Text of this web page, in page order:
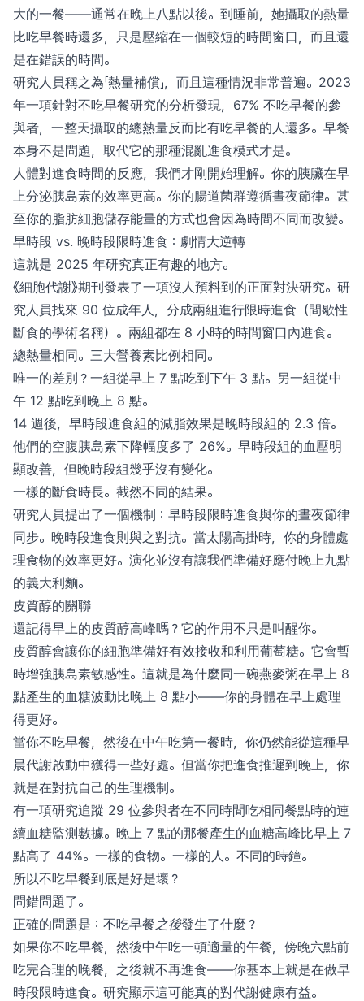
大的一餐——通常在晚上八點以後。到睡前，她攝取的熱量
比吃早餐時還多，只是壓縮在一個較短的時間窗口，而且還
是在錯誤的時間。
研究人員稱之為「熱量補償」，而且這種情況非常普遍。2023
年一項針對不吃早餐研究的分析發現，67% 不吃早餐的參
與者，一整天攝取的總熱量反而比有吃早餐的人還多。早餐
本身不是問題，取代它的那種混亂進食模式才是。
人體對進食時間的反應，我們才剛開始理解。你的胰臟在早
上分泌胰島素的效率更高。你的腸道菌群遵循晝夜節律。甚
至你的脂肪細胞儲存能量的方式也會因為時間不同而改變。
早時段 vs. 晚時段限時進食：劇情大逆轉
這就是 2025 年研究真正有趣的地方。
《細胞代謝》期刊發表了一項沒人預料到的正面對決研究。研
究人員找來 90 位成年人，分成兩組進行限時進食（間歇性
斷食的學術名稱）。兩組都在 8 小時的時間窗口內進食。
總熱量相同。三大營養素比例相同。
唯一的差別？一組從早上 7 點吃到下午 3 點。另一組從中
午 12 點吃到晚上 8 點。
14 週後，早時段進食組的減脂效果是晚時段組的 2.3 倍。
他們的空腹胰島素下降幅度多了 26%。早時段組的血壓明
顯改善，但晚時段組幾乎沒有變化。
一樣的斷食時長。截然不同的結果。
研究人員提出了一個機制：早時段限時進食與你的晝夜節律
同步。晚時段進食則與之對抗。當太陽高掛時，你的身體處
理食物的效率更好。演化並沒有讓我們準備好應付晚上九點
的義大利麵。
皮質醇的關聯
還記得早上的皮質醇高峰嗎？它的作用不只是叫醒你。
皮質醇會讓你的細胞準備好有效接收和利用葡萄糖。它會暫
時增強胰島素敏感性。這就是為什麼同一碗燕麥粥在早上 8
點產生的血糖波動比晚上 8 點小——你的身體在早上處理
得更好。
當你不吃早餐，然後在中午吃第一餐時，你仍然能從這種早
晨代謝啟動中獲得一些好處。但當你把進食推遲到晚上，你
就是在對抗自己的生理機制。
有一項研究追蹤 29 位參與者在不同時間吃相同餐點時的連
續血糖監測數據。晚上 7 點的那餐產生的血糖高峰比早上 7
點高了 44%。一樣的食物。一樣的人。不同的時鐘。
所以不吃早餐到底是好是壞？
問錯問題了。
正確的問題是：不吃早餐之後發生了什麼？
如果你不吃早餐，然後中午吃一頓適量的午餐，傍晚六點前
吃完合理的晚餐，之後就不再進食——你基本上就是在做早
時段限時進食。研究顯示這可能真的對代謝健康有益。